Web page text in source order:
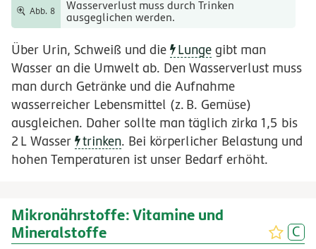
Abb. 8
Wasserverlust muss durch Trinken
ausgeglichen werden.
Über Urin, Schweiß und die Lunge gibt man
Wasser an die Umwelt ab. Den Wasserverlust muss
man durch Getränke und die Aufnahme
wasserreicher Lebensmittel (z. B. Gemüse)
ausgleichen. Daher sollte man täglich zirka 1,5 bis
2 L Wasser trinken. Bei körperlicher Belastung und
hohen Temperaturen ist unser Bedarf erhöht.
Mikronährstoffe: Vitamine und
Mineralstoffe